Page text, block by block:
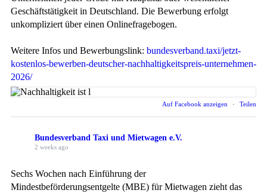
Geschäftstätigkeit in Deutschland. Die Bewerbung erfolgt
unkompliziert über einen Onlinefragebogen.
Weitere Infos und Bewerbungslink: bundesverband.taxi/jetzt-
kostenlos-bewerben-deutscher-nachhaltigkeitspreis-unternehmen-
2026/
Auf Facebook anzeigen · Teilen
Bundesverband Taxi und Mietwagen e.V.
2 weeks ago
Sechs Wochen nach Einführung der
Mindestbeförderungsentgelte (MBE) für Mietwagen zieht das